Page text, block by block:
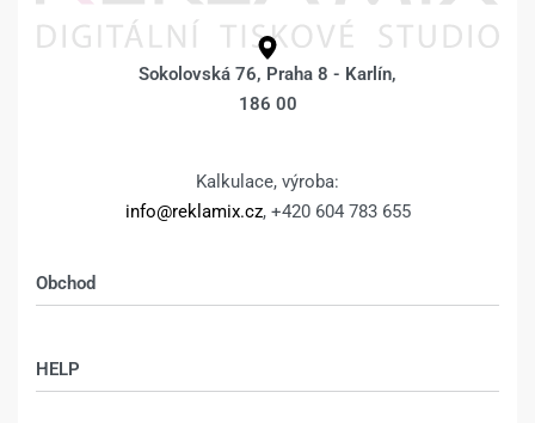
Sokolovská 76, Praha 8 - Karlín,
186 00
Kalkulace, výroba:
info@reklamix.cz, +420 604 783 655
Obchod
Můj účet – shop
HELP